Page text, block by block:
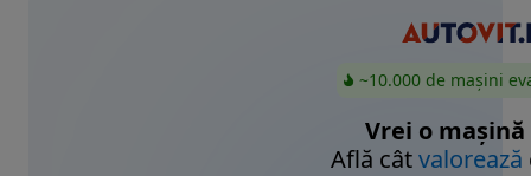
~10.000 de mașini
Vrei o mașină
Află câtvalorează